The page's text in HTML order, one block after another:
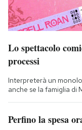
Lo spettacolo
processi
Interpreterà un
anche se la famiglia di
Perfino la spesa